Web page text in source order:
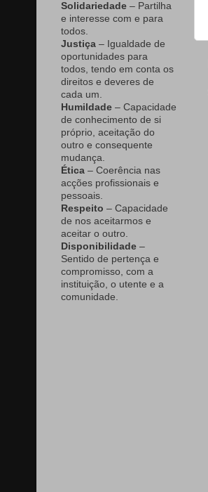
Solidariedade – Partilha
e interesse com e para
todos.
Justiça – Igualdade de
oportunidades para
todos, tendo em conta os
direitos e deveres de
cada um.
Humildade – Capacidade
de conhecimento de si
próprio, aceitação do
outro e consequente
mudança.
Ética – Coerência nas
acções profissionais e
pessoais.
Respeito – Capacidade
de nos aceitarmos e
aceitar o outro.
Disponibilidade –
Sentido de pertença e
compromisso, com a
instituição, o utente e a
comunidade.